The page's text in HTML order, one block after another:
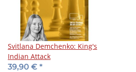
Svitlana Demchenko: King's
Indian Attack
39,90 € *